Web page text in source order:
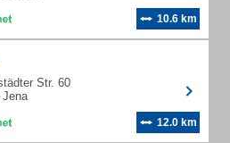
10.6 km
Str. 60
Jena
12.0 km